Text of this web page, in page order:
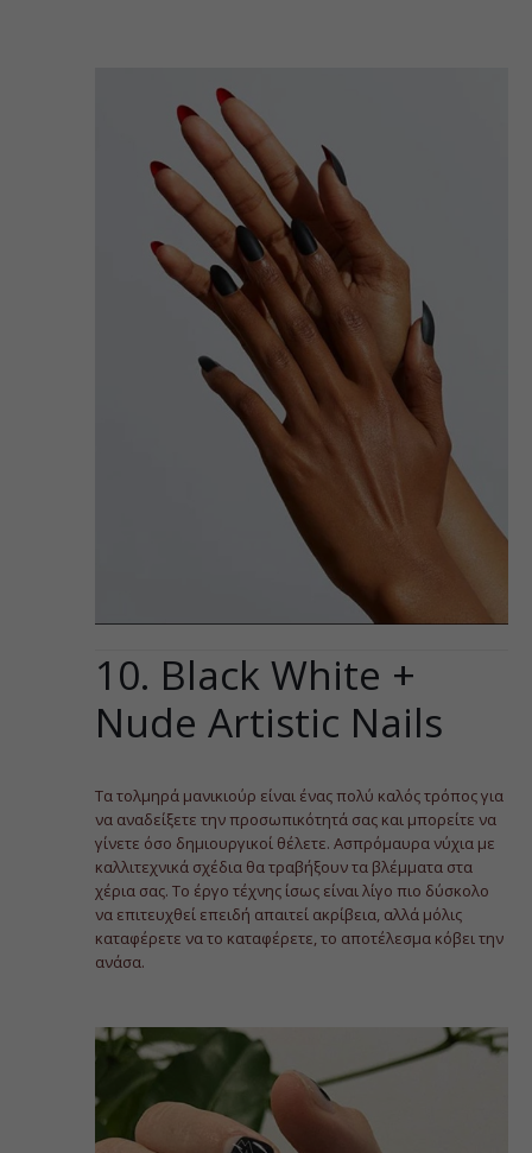
10. Black White +
Nude Artistic Nails
Τα τολμηρά μανικιούρ είναι ένας πολύ καλός τρόπος για
να αναδείξετε την προσωπικότητά σας και μπορείτε να
γίνετε όσο δημιουργικοί θέλετε. Ασπρόμαυρα νύχια με
καλλιτεχνικά σχέδια θα τραβήξουν τα βλέμματα στα
χέρια σας. Το έργο τέχνης ίσως είναι λίγο πιο δύσκολο
να επιτευχθεί επειδή απαιτεί ακρίβεια, αλλά μόλις
καταφέρετε να το καταφέρετε, το αποτέλεσμα κόβει την
ανάσα.